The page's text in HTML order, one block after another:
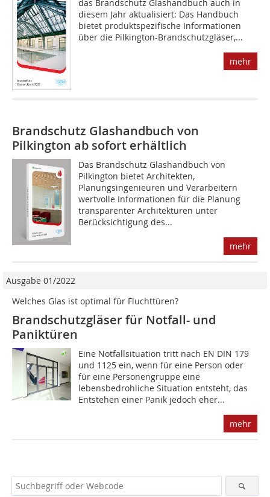
das Brandschutz Glashandbuch auch in
diesem Jahr aktualisiert: Das Handbuch
bietet produktspezifische Informationen
über die Pilkington-Brandschutzgläser,...
mehr
Brandschutz Glashandbuch von
Pilkington ab sofort erhältlich
Das Brandschutz Glashandbuch von
Pilkington bietet Architekten,
Planungsingenieuren und Verarbeitern
wertvolle Informationen für die Planung
transparenter Architekturen unter
Berücksichtigung des...
mehr
Ausgabe 01/2022
Welches Glas ist optimal für Fluchttüren?
Brandschutzgläser für Notfall- und
Paniktüren
Eine Notfallsituation tritt nach EN DIN 179
und 1125 ein, wenn für eine Person oder
für eine Personengruppe eine
lebensbedrohliche Situation entsteht, das
Entstehen einer Panik jedoch eher...
mehr